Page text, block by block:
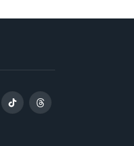
TikTok Threads